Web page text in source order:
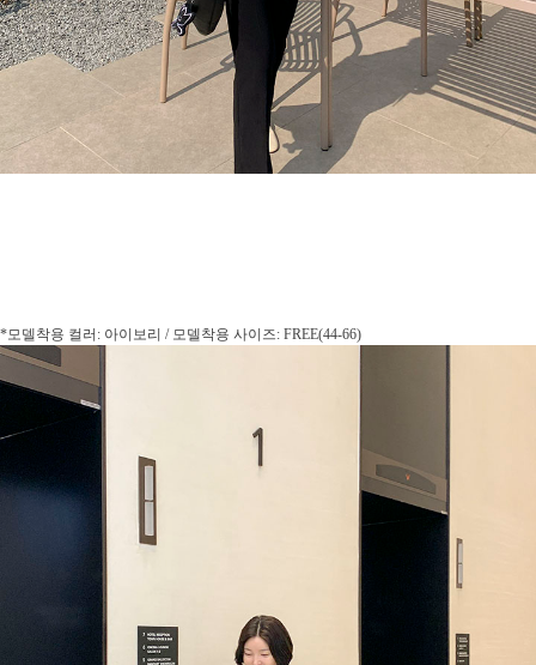
*모델착용 컬러: 아이보리 / 모델착용 사이즈: FREE(44-66)